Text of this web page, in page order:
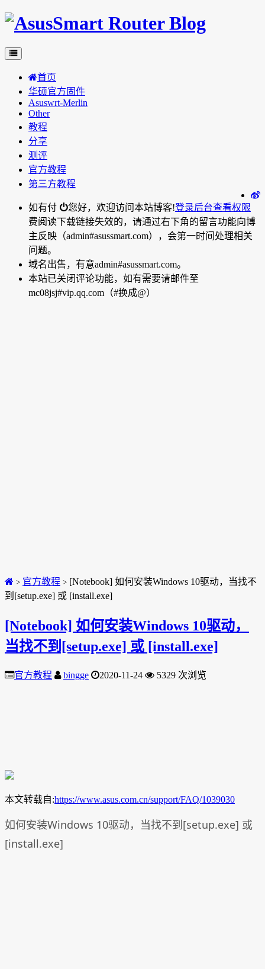
首页
华硕官方固件
Asuswrt-Merlin
Other
教程
分享
测评
官方教程
第三方教程
您好，欢迎访问本站博客!登录后台查看权限
如有付
费阅读下载链接失效的，请通过右下角的留言功能向博
主反映（admin#asussmart.com），会第一时间处理相关
问题。
域名出售，有意admin#asussmart.com。
本站已关闭评论功能，如有需要请邮件至
mc08jsj#vip.qq.com（#换成@）
> 官方教程 > [Notebook] 如何安装Windows 10驱动，当找不
到[setup.exe] 或 [install.exe]
[Notebook] 如何安装Windows 10驱动，
当找不到[setup.exe] 或 [install.exe]
官方教程 bingge 2020-11-24 5329 次浏览
本文转载自:https://www.asus.com.cn/support/FAQ/1039030
如何安装Windows 10驱动，当找不到[setup.exe] 或
[install.exe]